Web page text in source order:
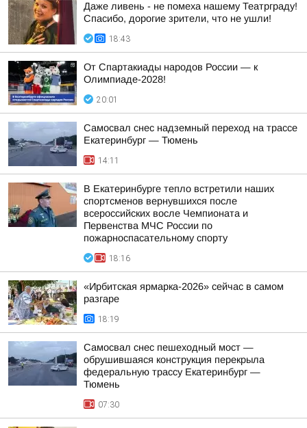
Даже ливень - не помеха нашему Театрграду!
Спасибо, дорогие зрители, что не ушли!
18:43
От Спартакиады народов России — к
Олимпиаде-2028!
20:01
Самосвал снес надземный переход на трассе
Екатеринбург — Тюмень
14:11
В Екатеринбурге тепло встретили наших
спортсменов вернувшихся после
всероссийских восле Чемпионата и
Первенства МЧС России по
пожарноспасательному спорту
18:16
«Ирбитская ярмарка-2026» сейчас в самом
разгаре
18:19
Самосвал снес пешеходный мост —
обрушившаяся конструкция перекрыла
федеральную трассу Екатеринбург —
Тюмень
07:30